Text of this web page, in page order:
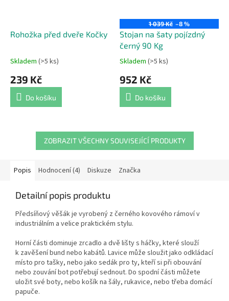
Rohožka před dveře Kočky
Průměrné
produktu
5,0
hvězdiček.
Skladem (>5 ks)
239 Kč
Do košíku
1 039 Kč –8 %
Stojan na šaty pojízdný
černý 90 Kg
Průměrné
produktu
5,0
hvězdiček.
Skladem (>5 ks)
952 Kč
Do košíku
ZOBRAZIT VŠECHNY SOUVISEJÍCÍ PRODUKTY
Popis Hodnocení (4) Diskuze Značka
Detailní popis produktu
Předsíňový věšák je vyrobený z černého kovového rámoví v
industriálním a velice praktickém stylu.
Horní části dominuje zrcadlo a dvě lišty s háčky, které slouží
k zavěšení bund nebo kabátů. Lavice může sloužit jako odkládací
místo pro tašky, nebo jako sedák pro ty, kteří si při obouvání
nebo zouvání bot potřebují sednout. Do spodní části můžete
uložit své boty, nebo košík na šály, rukavice, nebo třeba domácí
papuče.